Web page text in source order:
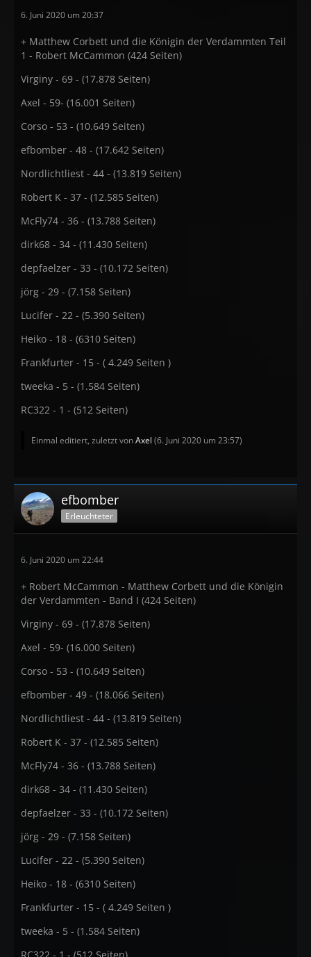
6. Juni 2020 um 20:37
+ Matthew Corbett und die Königin der Verdammten Teil
1 - Robert McCammon (424 Seiten)
Virginy - 69 - (17.878 Seiten)
Axel - 59- (16.001 Seiten)
Corso - 53 - (10.649 Seiten)
efbomber - 48 - (17.642 Seiten)
Nordlichtliest - 44 - (13.819 Seiten)
Robert K - 37 - (12.585 Seiten)
McFly74 - 36 - (13.788 Seiten)
dirk68 - 34 - (11.430 Seiten)
depfaelzer - 33 - (10.172 Seiten)
jörg - 29 - (7.158 Seiten)
Lucifer - 22 - (5.390 Seiten)
Heiko - 18 - (6310 Seiten)
Frankfurter - 15 - ( 4.249 Seiten )
tweeka - 5 - (1.584 Seiten)
RC322 - 1 - (512 Seiten)
Einmal editiert, zuletzt vonAxel (6. Juni 2020 um 23:57)
efbomber
Erleuchteter
6. Juni 2020 um 22:44
+ Robert McCammon - Matthew Corbett und die Königin
der Verdammten - Band I (424 Seiten)
Virginy - 69 - (17.878 Seiten)
Axel - 59- (16.000 Seiten)
Corso - 53 - (10.649 Seiten)
efbomber - 49 - (18.066 Seiten)
Nordlichtliest - 44 - (13.819 Seiten)
Robert K - 37 - (12.585 Seiten)
McFly74 - 36 - (13.788 Seiten)
dirk68 - 34 - (11.430 Seiten)
depfaelzer - 33 - (10.172 Seiten)
jörg - 29 - (7.158 Seiten)
Lucifer - 22 - (5.390 Seiten)
Heiko - 18 - (6310 Seiten)
Frankfurter - 15 - ( 4.249 Seiten )
tweeka - 5 - (1.584 Seiten)